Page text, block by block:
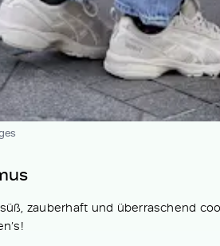
zauberhaft und überraschend